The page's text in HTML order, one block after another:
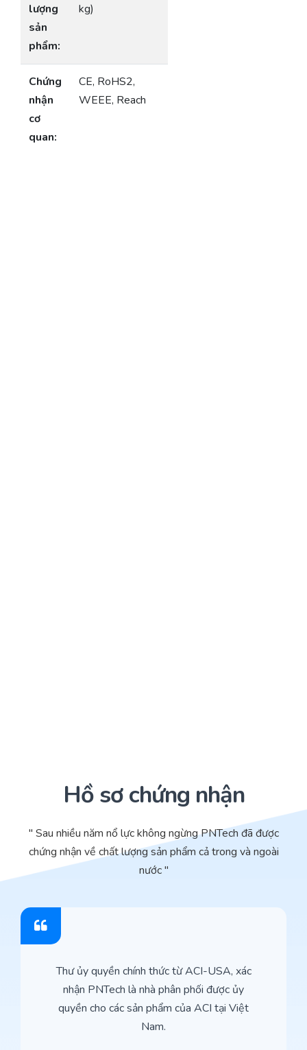
lượng
sản
phẩm:
kg)
Chứng
nhận
cơ
quan:
CE, RoHS2,
WEEE, Reach
Hồ sơ chứng nhận
" Sau nhiều năm nổ lực không ngừng PNTech đã được
chứng nhận về chất lượng sản phẩm cả trong và ngoài
nước "
Thư ủy quyền chính thức từ ACI-USA, xác
nhận PNTech là nhà phân phối được ủy
quyền cho các sản phẩm của ACI tại Việt
Nam.